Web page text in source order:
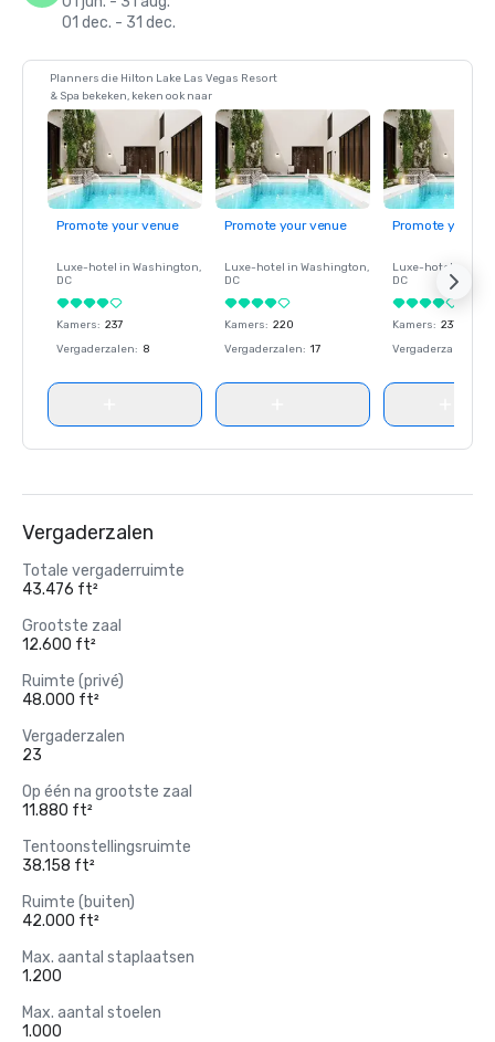
01 dec. - 31 dec.
Planners die Hilton Lake Las Vegas Resort
& Spa bekeken, keken ook naar
Promote your venue
Luxe-hotel in Washington,
DC
Kamers: 237
Vergaderzalen: 8
Promote your venue
Luxe-hotel in Washington,
DC
Kamers: 220
Vergaderzalen: 17
Promote your
Luxe-hotel in
DC
Kamers: 237
Vergaderzalen
Vergaderzalen
Totale vergaderruimte
43.476 ft²
Grootste zaal
12.600 ft²
Ruimte (privé)
48.000 ft²
Vergaderzalen
23
Op één na grootste zaal
11.880 ft²
Tentoonstellingsruimte
38.158 ft²
Ruimte (buiten)
42.000 ft²
Max. aantal staplaatsen
1.200
Max. aantal stoelen
1.000